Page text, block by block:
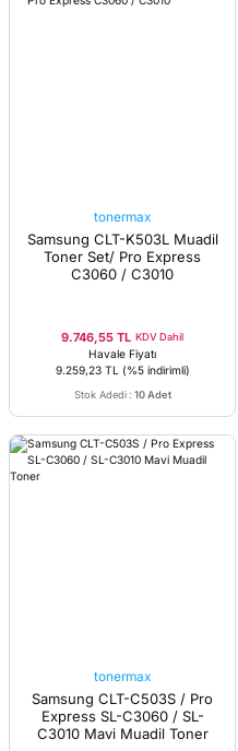
tonermax
Samsung CLT-K503L Muadil
Toner Set/ Pro Express
C3060 / C3010
9.746,55 TL KDV Dahil
Havale Fiyatı
9.259,23 TL
(%5 indirimli)
Stok Adedi : 10 Adet
tonermax
Samsung CLT-C503S / Pro
Express SL-C3060 / SL-
C3010 Mavi Muadil Toner